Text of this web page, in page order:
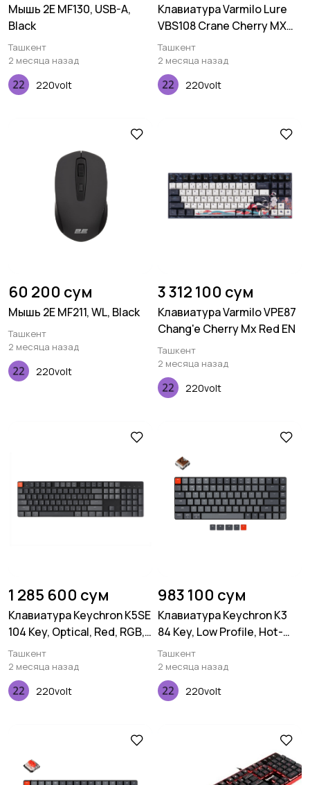
Мышь 2E MF130, USB-A,
Black
Ташкент
2 месяца назад
220volt
Клавиатура Varmilo Lure
VBS108 Crane Cherry MX
Red, UA
Ташкент
2 месяца назад
220volt
60 200 сум
Мышь 2E MF211, WL, Black
Ташкент
2 месяца назад
220volt
3 312 100 сум
Клавиатура Varmilo VPE87
Chang'e Cherry Mx Red EN
Ташкент
2 месяца назад
220volt
1 285 600 сум
Клавиатура Keychron K5SE
104 Key, Optical, Red, RGB,
Hot-Swap, WL, UA, Black
Ташкент
2 месяца назад
220volt
983 100 сум
Клавиатура Keychron K3
84 Key, Low Profile, Hot-
Swap, Optical, White, LED,
Brown
Ташкент
2 месяца назад
220volt